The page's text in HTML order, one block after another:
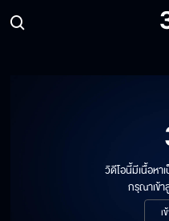
วิดีโอนี้มีเนื้อหา
กรุณาเข้า
เ